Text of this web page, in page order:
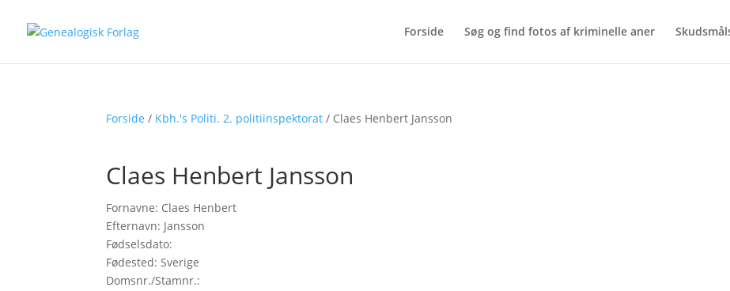
Forside Søg og find fotos af kriminelle aner
Forside / Kbh.'s Politi. 2. politiinspektorat / Claes Henbert Jansson
Claes Henbert Jansson
Fornavne: Claes Henbert
Efternavn: Jansson
Fødselsdato:
Fødested: Sverige
Domsnr./Stamnr.: